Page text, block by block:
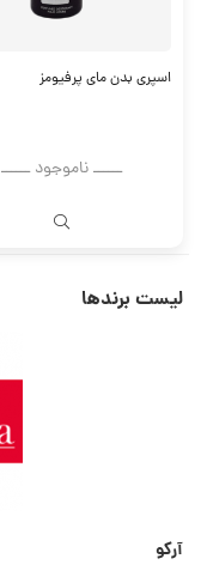
اسپری بدن مای پرفیومز
ــــــ ناموجود ــــــ
لیست برندها
آرکو